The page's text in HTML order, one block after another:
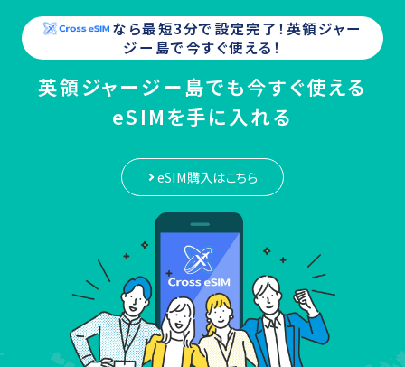
なら最短3分で設定完了！英領ジャー
ジー島で今すぐ使える！
英領ジャージー島でも今すぐ使える
eSIMを手に入れる
eSIM購入はこちら